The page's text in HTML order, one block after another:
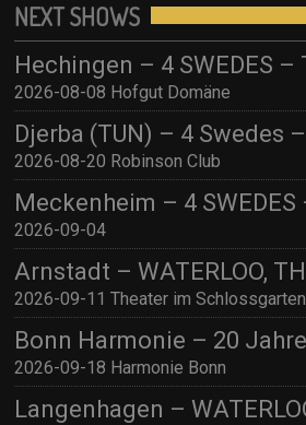
NEXT SHOWS
2026-08-08 Hofgut Domäne
2026-08-20 Robinson Club
2026-09-04
2026-09-11 Theater im Schlossgarten
2026-09-18 Harmonie Bonn